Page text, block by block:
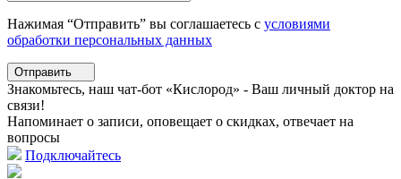
Нажимая “Отправить” вы соглашаетесь с условиями
обработки персональных данных
Отправить
Знакомьтесь, наш чат-бот «Кислород» - Ваш личный доктор на
связи!
Напоминает о записи, оповещает о скидках, отвечает на
вопросы
Подключайтесь